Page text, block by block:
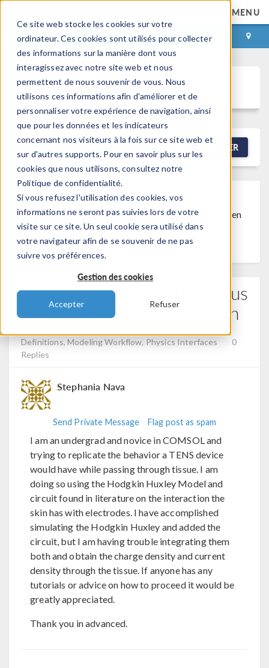
Ce site web stocke les cookies sur votre
ordinateur. Ces cookies sont utilisés pour collecter
des informations sur la manière dont vous
interagissez avec notre site web et nous
permettent de nous souvenir de vous. Nous
utilisons ces informations afin d'améliorer et de
personnaliser votre expérience de navigation, ainsi
que pour les données et les indicateurs
concernant nos visiteurs à la fois sur ce site web et
sur d'autres supports. Pour en savoir plus sur les
cookies que nous utilisons, consultez notre
Politique de confidentialité.
Si vous refusez l'utilisation des cookies, vos
informations ne seront pas suivies lors de votre
visite sur ce site. Un seul cookie sera utilisé dans
votre navigateur afin de se souvenir de ne pas
suivre vos préférences.
Gestion des cookies
Accepter Refuser
MENU
CONNEXION CONTACT
Discussion Forum
FILTRER
Discussion ClosedThis discussion was
created more than 6 months ago and has been
closed. To start a new discussion with a link
back to this one, click here.
Modeling Of Transcutaneous
Electrical Nerve Stimulation
Definitions, Modeling Workflow, Physics Interfaces
0
Replies
Stephania Nava
Send Private Message Flag post as spam
I am an undergrad and novice in COMSOL and
trying to replicate the behavior a TENS device
would have while passing through tissue. I am
doing so using the Hodgkin Huxley Model and
circuit found in literature on the interaction the
skin has with electrodes. I have accomplished
simulating the Hodgkin Huxley and added the
circuit, but I am having trouble integrating them
both and obtain the charge density and current
density through the tissue. If anyone has any
tutorials or advice on how to proceed it would be
greatly appreciated.
Thank you in advanced.